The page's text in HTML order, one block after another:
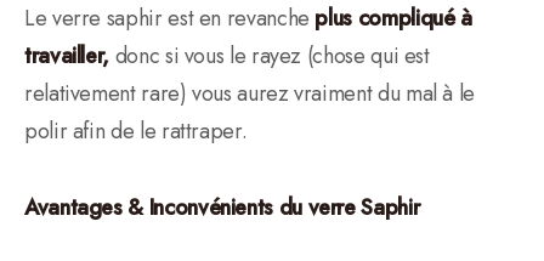
Le verre saphir est en revanche plus compliqué à
travailler, donc si vous le rayez (chose qui est
relativement rare) vous aurez vraiment du mal à le
polir afin de le rattraper.
Avantages & Inconvénients du verre Saphir